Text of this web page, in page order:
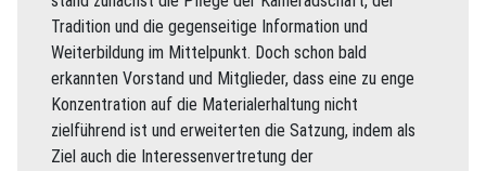
Tradition und die gegenseitige Information und
Weiterbildung im Mittelpunkt. Doch schon bald
erkannten Vorstand und Mitglieder, dass eine zu enge
Konzentration auf die Materialerhaltung nicht
zielführend ist und erweiterten die Satzung, indem als
Ziel auch die Interessenvertretung der